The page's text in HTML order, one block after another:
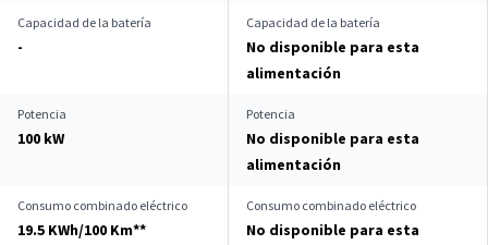
Capacidad de la batería
-
Capacidad de la batería
No disponible para esta
alimentación
Potencia
100 kW
Potencia
No disponible para esta
alimentación
Consumo combinado eléctrico
19.5 KWh/100 Km**
Consumo combinado eléctrico
No disponible para esta